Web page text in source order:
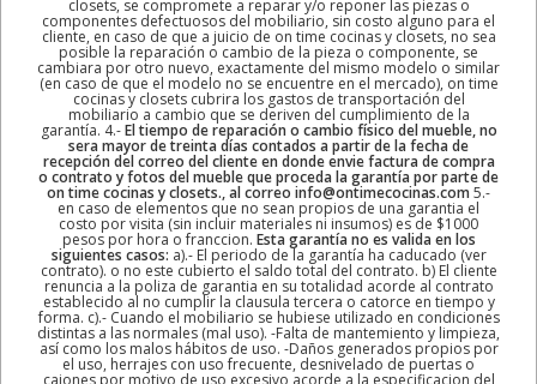
closets, se compromete a reparar y/o reponer las piezas o
componentes defectuosos del mobiliario, sin costo alguno para el
cliente, en caso de que a juicio de on time cocinas y closets, no sea
posible la reparación o cambio de la pieza o componente, se
cambiara por otro nuevo, exactamente del mismo modelo o similar
(en caso de que el modelo no se encuentre en el mercado), on time
cocinas y closets cubrira los gastos de transportación del
mobiliario a cambio que se deriven del cumplimiento de la
garantía. 4.-El tiempo de reparación o cambio físico del mueble, no
sera mayor de treinta días contados a partir de la fecha de
recepción del correo del cliente en donde envie factura de compra
o contrato y fotos del mueble que proceda la garantía por parte de
on time cocinas y closets., al correo info@ontimecocinas.com 5.-
en caso de elementos que no sean propios de una garantia el
costo por visita (sin incluir materiales ni insumos) es de $1000
pesos por hora o franccion. Esta garantía no es valida en los
siguientes casos: a).- El periodo de la garantía ha caducado (ver
contrato). o no este cubierto el saldo total del contrato. b) El cliente
renuncia a la poliza de garantia en su totalidad acorde al contrato
establecido al no cumplir la clausula tercera o catorce en tiempo y
forma. c).- Cuando el mobiliario se hubiese utilizado en condiciones
distintas a las normales (mal uso). -Falta de mantemiento y limpieza,
así como los malos hábitos de uso. -Daños generados propios por
el uso, herrajes con uso frecuente, desnivelado de puertas o
cajones por motivo de uso excesivo acorde a la especificacion del